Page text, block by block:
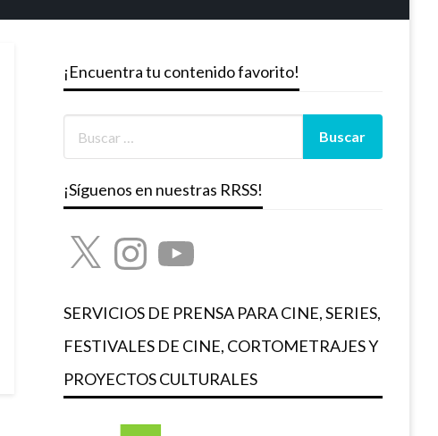
¡Encuentra tu contenido favorito!
¡Síguenos en nuestras RRSS!
X InstagramYouTube
SERVICIOS DE PRENSA PARA CINE, SERIES,
FESTIVALES DE CINE, CORTOMETRAJES Y
PROYECTOS CULTURALES